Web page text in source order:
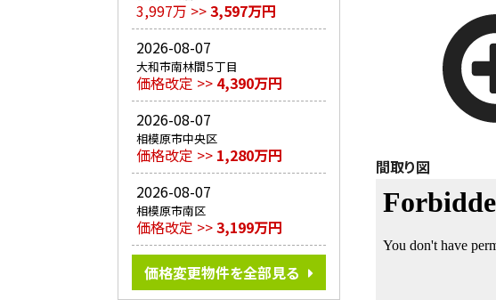
3,997万 >>3,597万円
2026-08-07
大和市南林間５丁目
価格改定 >> 4,390万円
2026-08-07
相模原市中央区
価格改定 >> 1,280万円
2026-08-07
相模原市南区
価格改定 >>3,199万円
価格変更物件を全部見る
間取り図